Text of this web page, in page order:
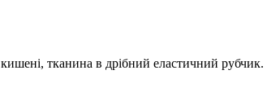
тканина в дрібний еластичний рубчик.